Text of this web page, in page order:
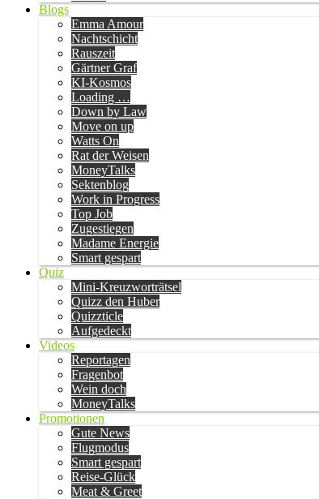
Blogs
Emma Amour
Nachtschicht
Rauszeit
Gärtner Graf
KI-Kosmos
Loading …
Down by Law
Move on up
Watts On
Rat der Weisen
MoneyTalks
Sektenblog
Work in Progress
Top Job
Zugestiegen
Madame Energie
Smart gespart
Quiz
Mini-Kreuzworträtsel
Quizz den Huber
Quizzticle
Aufgedeckt
Videos
Reportagen
Fragenbot
Wein doch
MoneyTalks
Promotionen
Gute News
Flugmodus
Smart gespart
Reise-Glück
Meat & Greet